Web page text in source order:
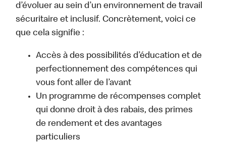
d’évoluer au sein d’un environnement de travail
sécuritaire et inclusif. Concrètement, voici ce
que cela signifie :
Accès à des possibilités d’éducation et de
perfectionnement des compétences qui
vous font aller de l’avant
Un programme de récompenses complet
qui donne droit à des rabais, des primes
de rendement et des avantages
particuliers